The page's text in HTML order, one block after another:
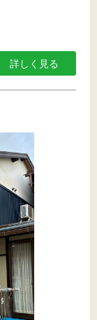
詳しく見る